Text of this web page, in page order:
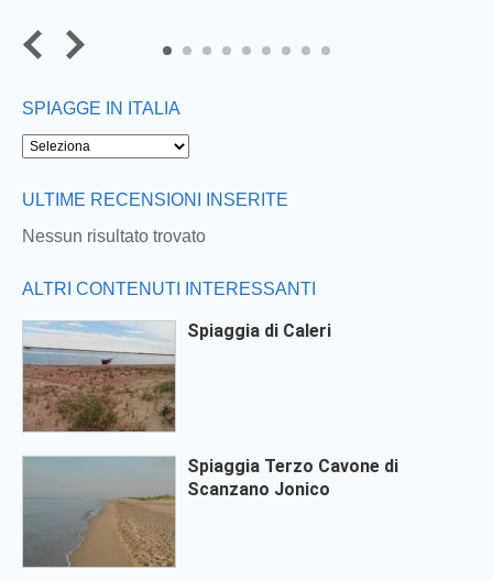
8
SPIAGGE IN ITALIA
ULTIME RECENSIONI INSERITE
Nessun risultato trovato
ALTRI CONTENUTI INTERESSANTI
Spiaggia di Caleri
Spiaggia Terzo Cavone di
Scanzano Jonico